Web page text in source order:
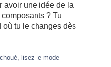
avoir une idée de la
? Tu
où tu le changes dès
lisez le mode